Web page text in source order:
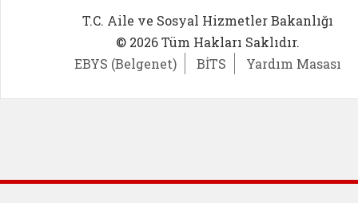
T.C. Aile ve Sosyal Hizmetler Bakanlığı
© 2026 Tüm Hakları Saklıdır.
EBYS (Belgenet)
BİTS Yardım Masası